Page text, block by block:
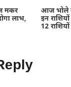
मकर
लाभ,
आज भोले
इन
12